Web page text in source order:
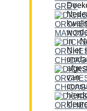
in
Niet
van